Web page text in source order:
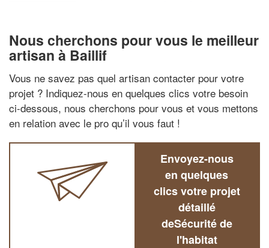
Nous cherchons pour vous le meilleur
artisan à Baillif
Vous ne savez pas quel artisan contacter pour votre
projet ? Indiquez-nous en quelques clics votre besoin
ci-dessous, nous cherchons pour vous et vous mettons
en relation avec le pro qu’il vous faut !
Envoyez-nous
en quelques
clics votre projet
détaillé
deSécurité de
l'habitat